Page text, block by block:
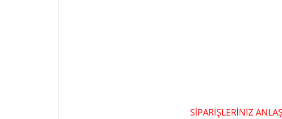
SİPARİŞLERİNİZ